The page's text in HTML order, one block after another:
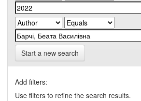
Start a new search
Add filters:
Use filters to refine the search results.